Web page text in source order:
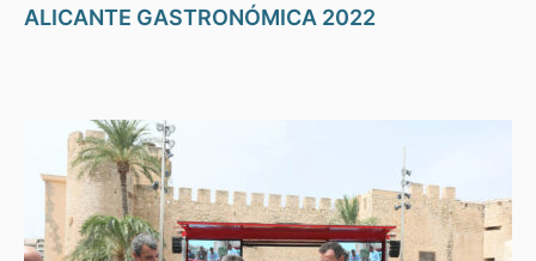
ALICANTE GASTRONÓMICA 2022